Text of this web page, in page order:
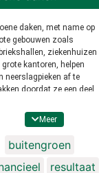
daken, met name op
gebouwen zoals
ziekenhuizen
grote kantoren, helpen
neerslagpieken af te
doordat ze een deel
het overschot vertraagd
Intensieve
d.w.z. met een
van meer dan
cm, hebben het meeste
Meer
buitengroen
resultaat